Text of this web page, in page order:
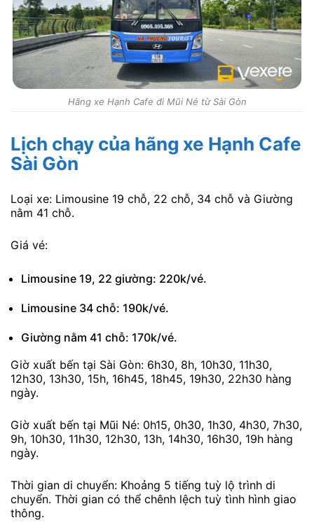
Hãng xe Hạnh Cafe đi Mũi Né từ Sài Gòn
Lịch chạy của hãng xe Hạnh Cafe
Sài Gòn
Loại xe: Limousine 19 chỗ, 22 chỗ, 34 chỗ và Giường
nằm 41 chỗ.
Giá vé:
Limousine 19, 22 giường: 220k/vé.
Limousine 34 chỗ: 190k/vé.
Giường nằm 41 chỗ: 170k/vé.
Giờ xuất bến tại Sài Gòn: 6h30, 8h, 10h30, 11h30,
12h30, 13h30, 15h, 16h45, 18h45, 19h30, 22h30 hàng
ngày.
Giờ xuất bến tại Mũi Né: 0h15, 0h30, 1h30, 4h30, 7h30,
9h, 10h30, 11h30, 12h30, 13h, 14h30, 16h30, 19h hàng
ngày.
Thời gian di chuyển: Khoảng 5 tiếng tuỳ lộ trình di
chuyển. Thời gian có thể chênh lệch tuỳ tình hình giao
thông.